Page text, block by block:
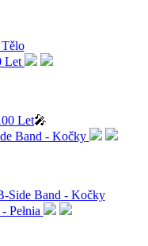
Let🎤
Side Band - Kočky